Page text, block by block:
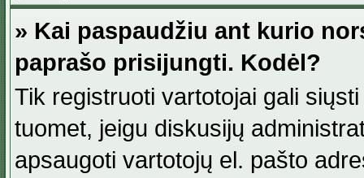
» Kai paspaudžiu ant kurio
paprašo prisijungti. Kodėl?
Tik registruoti vartotojai gali
tuomet, jeigu diskusijų
apsaugoti vartotojų el. pašto